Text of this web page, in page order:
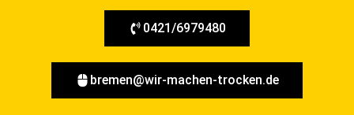
0421/6979480
bremen@wir-machen-trocken.de